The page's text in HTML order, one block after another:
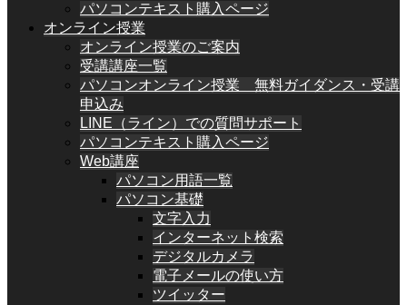
パソコンテキスト購入ページ
オンライン授業
オンライン授業のご案内
受講講座一覧
パソコンオンライン授業 無料ガイダンス・受講
申込み
LINE（ライン）での質問サポート
パソコンテキスト購入ページ
Web講座
パソコン用語一覧
パソコン基礎
文字入力
インターネット検索
デジタルカメラ
電子メールの使い方
ツイッター